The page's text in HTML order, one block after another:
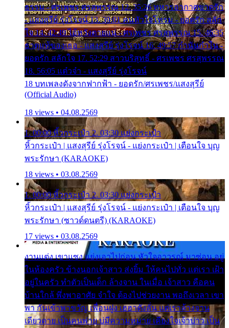
ธรรม - ศรเพชร ศรสุพรรณ 12. 35:26 ทหารอากาศขาดรัก
- แสงสุรีย์ รุ่งโรจน์ 13. 39:01 คนหัวใจโทรม - ยอดรัก สลัก
ใจ 14. 42:49 ไอ้หวังตายแน่ - ศรเพชร ศรสุพรรณ 15. 46:35
ธาตุแท้ของเธอ - แสงสุรีย์ รุ่งโรจน์ 16. 49:57 กำนันกำใน -
ยอดรัก สลักใจ 17. 52:29 สาวบริสุทธิ์ - ศรเพชร ศรสุพรรณ
18. 56:05 แต๋วจ๋า - แสงสุรีย์ รุ่งโรจน์
18 บทเพลงดังจากฟากฟ้า - ยอดรัก/ศรเพชร/แสงสุรีย์
(Official Audio)
18 views • 04.08.2569
1. 00:00 หิ้วกระเป๋า 2. 03:30 แย่งกระเป๋า
หิ้วกระเป๋า | แสงสุรีย์ รุ่งโรจน์ - แย่งกระเป๋า | เตือนใจ บุญ
พระรักษา (KARAOKE)
18 views • 03.08.2569
1. 00:00 หิ้วกระเป๋า 2. 03:30 แย่งกระเป๋า
หิ้วกระเป๋า | แสงสุรีย์ รุ่งโรจน์ - แย่งกระเป๋า | เตือนใจ บุญ
พระรักษา (ซาวด์ดนตรี) (KARAOKE)
17 views • 03.08.2569
งานแต่ง เขาแซง แย่งเอาไปก่อน หัวใจอาวรณ์ มาซ่อน อยู่
ในห้องครัว ข้างนอกเจ้าสาว ส่งยิ้ม ให้คนไปทั่ว แต่เรา เฝ้า
อยู่ในครัว ทำตัวเป็นเด็ก ล้างจาน ในเมื่อ เจ้าสาว คือคน
บ้านใกล้ พึ่งพาอาศัย จำใจ ต้องไปช่วยงาน พอถึงเวลา เขา
พา กันเข้าพาขวัญ เพื่อนฝูง เฮฮาดังลั่น แต่เราล้างจาน
เดียวดาย เป็นคนพ่าย บ่มีความหมาย เคียงใจเจ้าบ่าว เป็น